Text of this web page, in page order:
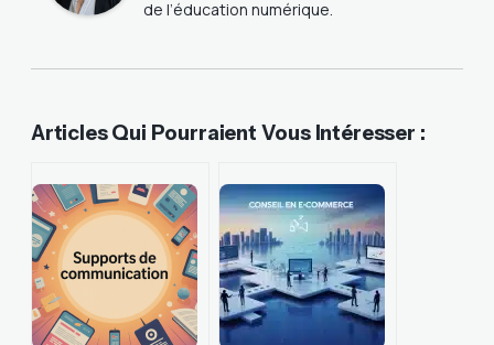
de l’éducation numérique.
Articles Qui Pourraient Vous Intéresser :